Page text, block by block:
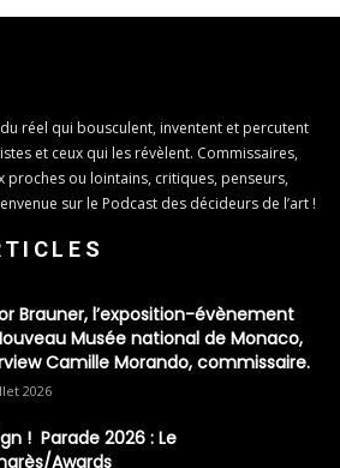
réel qui bousculent, inventent et percutent
et ceux qui les révèlent. Commissaires,
proches ou lointains, critiques, penseurs,
sur le Podcast des décideurs de l’art !
Brauner, l’exposition-évènement
Musée national de Monaco,
Camille Morando, commissaire.
2026
! Parade 2026 : Le
Awards